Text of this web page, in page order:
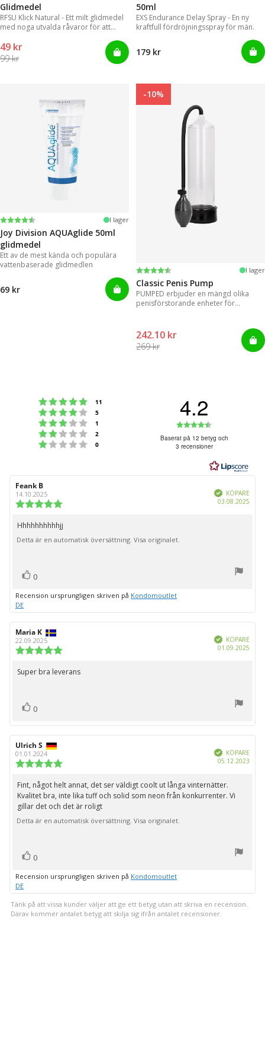
Glidmedel
RFSU Klick Natural - Ett milt glidmedel
med noga utvalda råvaror för att
49 kr
99 kr
50ml
EXS Endurance Delay Spray - En ny
kraftfull fördröjningsspray för män.
179 kr
Betyg:
4.2 utav 5 stjärnor I lager
Joy Division AQUAglide 50ml
glidmedel
Ett av de mest kända och populära
vattenbaserade glidmedlen
69 kr
-10%
Betyg:
4.2 utav 5 stjärnor I lager
Classic Penis Pump
PUMPED erbjuder en mängd olika
penisförstorande enheter för
242.10 kr
269 kr
Betyg: 5 utav 5 stjärnor
11
Betyg: 4 utav 5 stjärnor
5
Betyg: 3 utav 5 stjärnor
1
Betyg: 2 utav 5 stjärnor
2
Betyg: 1 utav 5 stjärnor
0
4.2
4.2
utav
5
Baserat på 12 betyg och
3 recensioner
Recensionsförfattare:
Feank B
14.10.2025
stjärnor
Bekräftad
KÖPARE
03.08.2025
Recensionstext:
Hhhhhhhhhhjj
Detta är en automatisk översättning. Visa originalet.
Rösta
0
Recension ursprungligen skriven på Kondomoutlet
DE
Recensionsförfattare:
Maria K
22.09.2025
utav
5
Bekräftad
KÖPARE
01.09.2025
Recensionstext:
Super bra leverans
Rösta
upp
0
Recensionsförfattare:
Ulrich S
01.01.2024
utav
5
stjärnor
Bekräftad
KÖPARE
05.12.2023
Recensionstext:
Fint, något helt annat, det ser väldigt coolt ut långa vinternätter.
Kvalitet bra, inte lika tuff och solid som neon från konkurrenter. Vi
gillar det och det är roligt
Detta är en automatisk översättning. Visa originalet.
Rösta
0
Recension ursprungligen skriven på Kondomoutlet
DE
Tänk på att vissa kunder väljer att ge ett betyg utan att skriva en recension.
Därav kommer antalet betyg att skilja sig ifrån antalet recensioner.